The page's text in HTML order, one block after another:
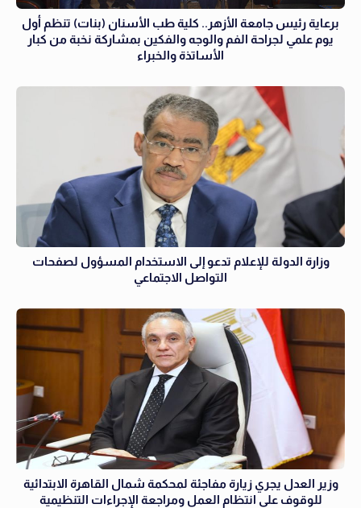
برعاية رئيس جامعة الأزهر.. كلية طب الأسنان (بنات) تنظم أول
يوم علمي لجراحة الفم والوجه والفكين بمشاركة نخبة من كبار
الأساتذة والخبراء
وزارة الدولة للإعلام تدعو إلى الاستخدام المسؤول لصفحات
التواصل الاجتماعي
وزير العدل يجري زيارة مفاجئة لمحكمة شمال القاهرة الابتدائية
للوقوف على انتظام العمل ومراجعة الإجراءات التنظيمية